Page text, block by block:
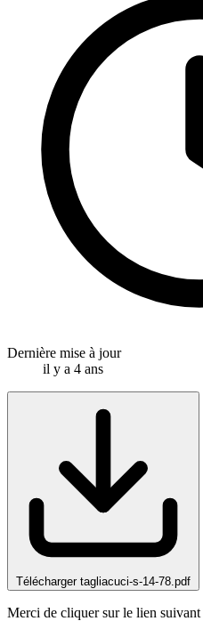
Dernière mise à jour
il y a 4 ans
Télécharger tagliacuci-s-14-78.pdf
Merci de cliquer sur le lien suivant